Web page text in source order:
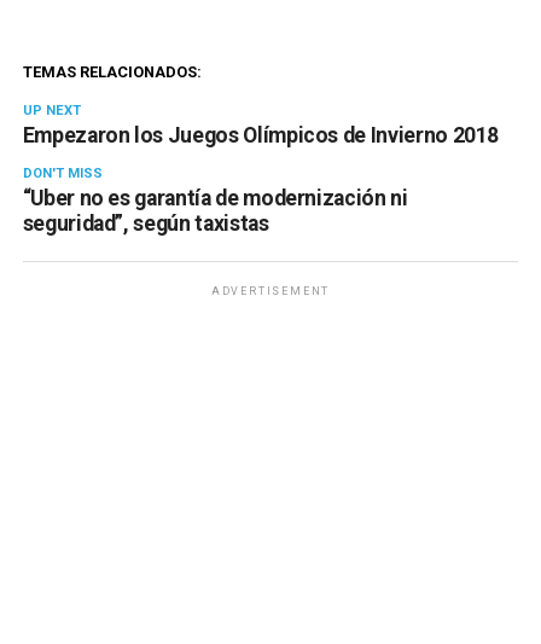
TEMAS RELACIONADOS:
UP NEXT
Empezaron los Juegos Olímpicos de Invierno 2018
DON'T MISS
“Uber no es garantía de modernización ni
seguridad”, según taxistas
ADVERTISEMENT